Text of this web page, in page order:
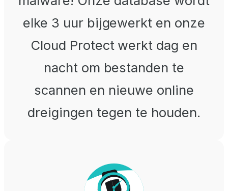
elke 3 uur bijgewerkt en onze
Cloud Protect werkt dag en
nacht om bestanden te
scannen en nieuwe online
dreigingen tegen te houden.